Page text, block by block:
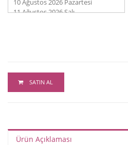
SATIN AL
Ürün Açıklaması